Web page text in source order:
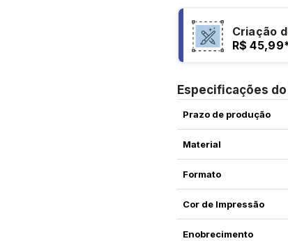
Criação
R$ 45,99
Especificações
Prazo de produção
Material
Formato
Cor de Impressão
Enobrecimento